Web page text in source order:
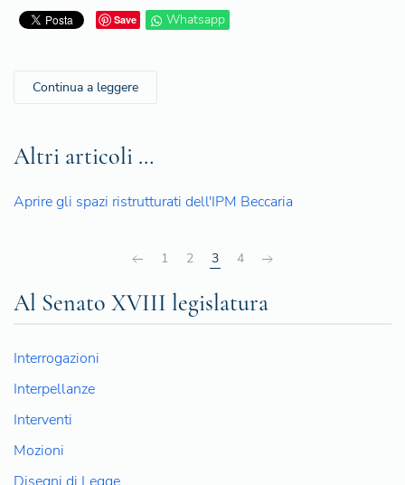
Save Whatsapp
Continua a leggere
Altri articoli …
Aprire gli spazi ristrutturati dell'IPM Beccaria
1 2 3 4
Al Senato XVIII legislatura
Interrogazioni
Interpellanze
Interventi
Mozioni